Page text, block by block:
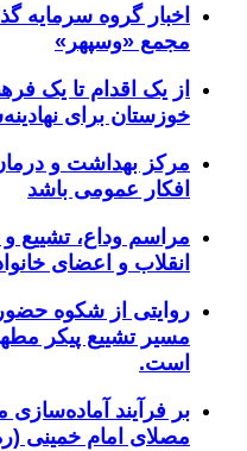
مجمع «وسپهر»
از یک اقدام تا یک
خوزستان برای
مرکز بهداشت و
افکار عمومی باشد
مراسم وداع، تشییع
انقلاب و اعضای
روایتی از شکوه
مسیر تشییع پیکر
است.
بر فرآیند
مصلای امام خمینی